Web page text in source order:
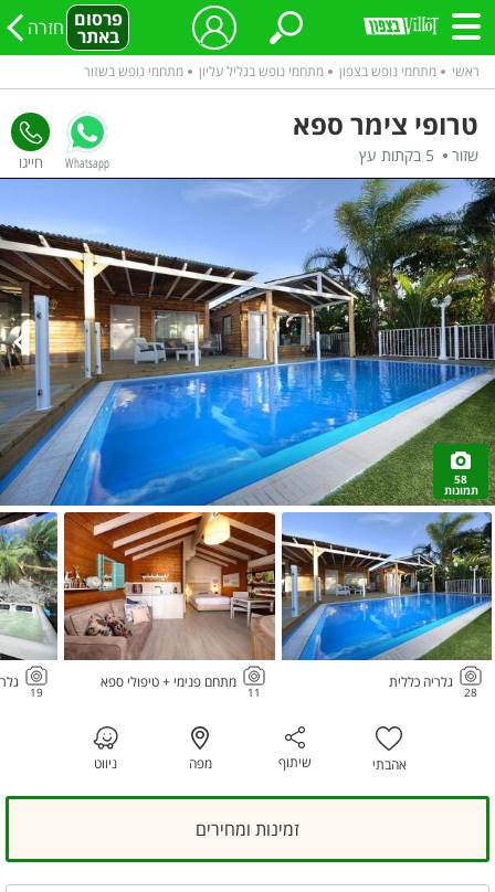
פרסום
באתר חזרה
ראשי מתחמי נופש בצפון מתחמי נופש בגליל עליון מתחמי נופש בשזור
טרופי צימר ספא
שזור 5 בקתות עץ Whatsapp
58
תמונות
28
גלריה כללית
11
מתחם פנימי + טיפולי ספא
19
אהבתי שיתוף מפה ניווט
זמינות ומחירים